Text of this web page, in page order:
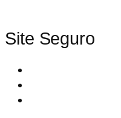
Site Seguro